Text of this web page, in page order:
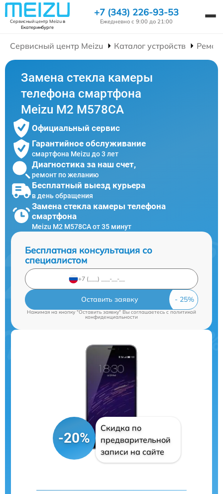
Сервисный центр Meizuв
Екатеринбурге
+7 (343) 226-93-53
Ежедневно с 9:00 до 21:00
Сервисный центр Meizu Каталог устройств
Замена стекла камеры
телефона смартфона
Meizu M2 M578CA
Официальный сервис
Гарантийное обслуживание
смартфона Meizu до 3 лет
Диагностика за наш счет,
ремонт по желанию
Бесплатный выезд курьера
в день обращения
Замена стекла камеры телефона
смартфона
Meizu M2 M578CA от 35 минут
Бесплатная консультация со
специалистом
Оставить заявку
Нажимая на кнопку "Оставить заявку" Вы соглашаетесь cполитикой
конфиденциальности
-20%
Скидка по
предварительной
записи на сайте